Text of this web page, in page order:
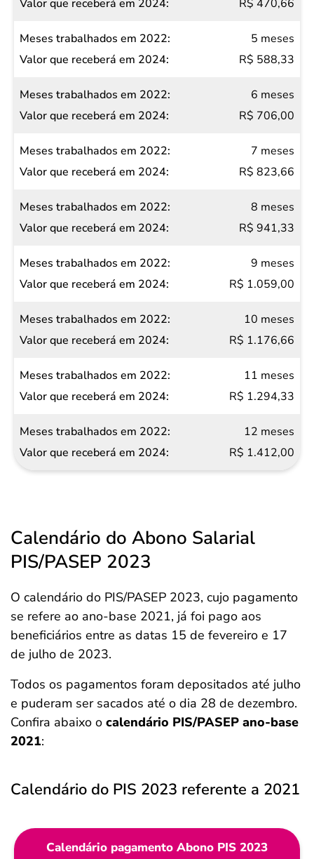
R$ 470,66
5 meses
R$ 588,33
6 meses
R$ 706,00
7 meses
R$ 823,66
8 meses
R$ 941,33
9 meses
R$ 1.059,00
10 meses
R$ 1.176,66
11 meses
R$ 1.294,33
12 meses
R$ 1.412,00
Calendário do Abono Salarial
PIS/PASEP 2023
O calendário do PIS/PASEP 2023, cujo pagamento
se refere ao ano-base 2021, já foi pago aos
beneficiários entre as datas 15 de fevereiro e 17
de julho de 2023.
Todos os pagamentos foram depositados até julho
e puderam ser sacados até o dia 28 de dezembro.
Confira abaixo o calendário PIS/PASEP ano-base
2021:
Calendário do PIS 2023 referente a 2021
Calendário pagamento Abono PIS 2023